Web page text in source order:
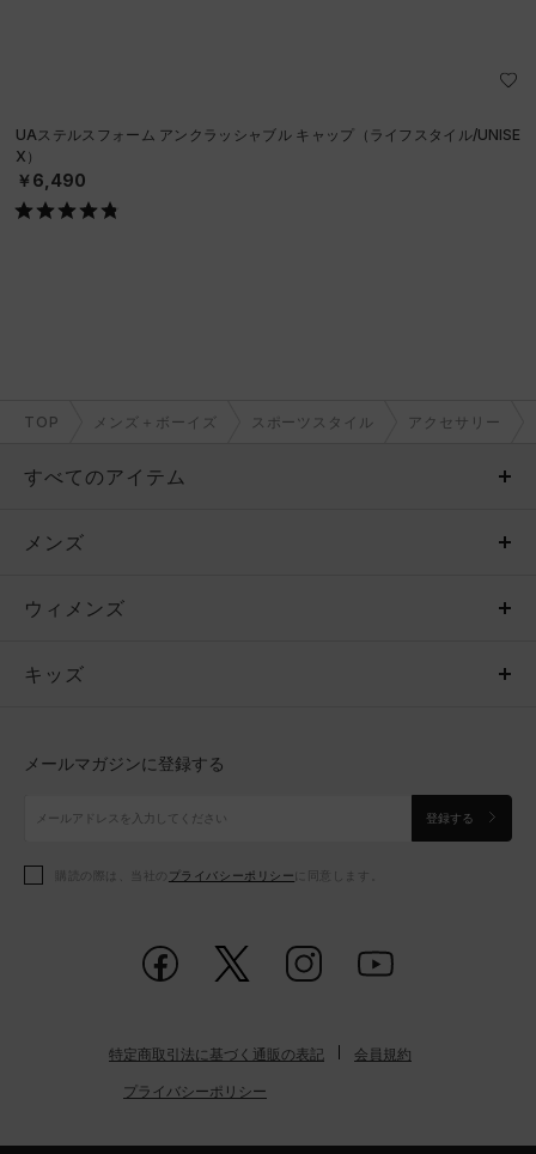
UAステルスフォーム アンクラッシャブル キャップ（ライフスタイル/UNISE
X）
￥6,490
TOP メンズ＋ボーイズ スポーツスタイル アクセサリー
すべてのアイテム
メンズ
ウィメンズ
キッズ
アクセサリー
メンズ
トップス
ボトムス
アクセサリー
ウィメンズ
トップス
シューズ
アクセサリー
キッズ
シューズ
メールマガジンに登録する
登録する
購読の際は、当社の プライバシーポリシー に同意します。
特定商取引法に基づく通販の表記 会員規約
プライバシーポリシー